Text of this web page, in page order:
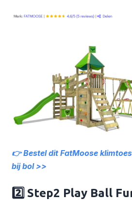
👉 Bestel dit FatMoose
bij bol >>
2️⃣ Step2 Play Ball